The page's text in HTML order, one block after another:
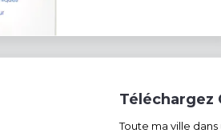
Téléchargez
Toute ma ville dans